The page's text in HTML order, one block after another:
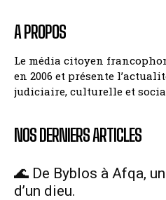
A PROPOS
Le média citoyen
en 2006 et présente
judiciaire, culturelle et
NOS DERNIERS ARTICLES
🌊 De Byblos à Afqa,
d’un dieu.